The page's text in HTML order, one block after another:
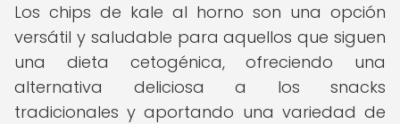
Los chips de kale al horno son una opción
versátil y saludable para aquellos que siguen
una dieta cetogénica, ofreciendo una
alternativa deliciosa a los snacks
tradicionales y aportando una variedad de